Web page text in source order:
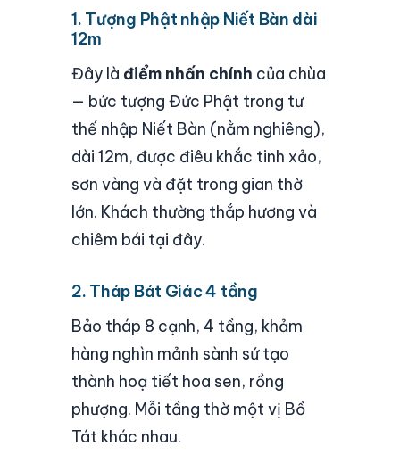
1. Tượng Phật nhập Niết Bàn dài
12m
Đây là điểm nhấn chính của chùa
— bức tượng Đức Phật trong tư
thế nhập Niết Bàn (nằm nghiêng),
dài 12m, được điêu khắc tinh xảo,
sơn vàng và đặt trong gian thờ
lớn. Khách thường thắp hương và
chiêm bái tại đây.
2. Tháp Bát Giác 4 tầng
Bảo tháp 8 cạnh, 4 tầng, khảm
hàng nghìn mảnh sành sứ tạo
thành hoạ tiết hoa sen, rồng
phượng. Mỗi tầng thờ một vị Bồ
Tát khác nhau.